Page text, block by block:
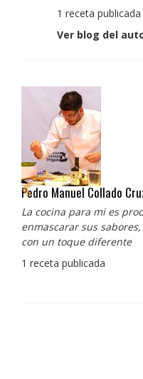
1 receta publicada
Ver blog del
Pedro Manuel Collado
La cocina para mi es
enmascarar sus
con un toque diferente
1 receta publicada